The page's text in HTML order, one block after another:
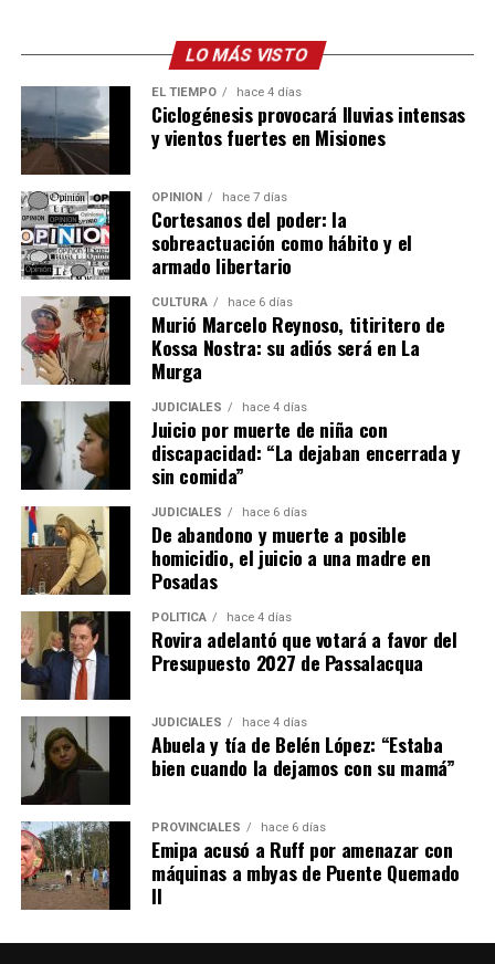
LO MÁS VISTO
EL TIEMPO hace 4 días
Ciclogénesis provocará lluvias intensas
y vientos fuertes en Misiones
OPINIÓN hace 7 días
Cortesanos del poder: la
sobreactuación como hábito y el
armado libertario
CULTURA hace 6 días
Murió Marcelo Reynoso, titiritero de
Kossa Nostra: su adiós será en La
Murga
JUDICIALES hace 4 días
Juicio por muerte de niña con
discapacidad: “La dejaban encerrada y
sin comida”
JUDICIALES hace 6 días
De abandono y muerte a posible
homicidio, el juicio a una madre en
Posadas
POLÍTICA hace 4 días
Rovira adelantó que votará a favor del
Presupuesto 2027 de Passalacqua
JUDICIALES hace 4 días
Abuela y tía de Belén López: “Estaba
bien cuando la dejamos con su mamá”
PROVINCIALES hace 6 días
Emipa acusó a Ruff por amenazar con
máquinas a mbyas de Puente Quemado
II